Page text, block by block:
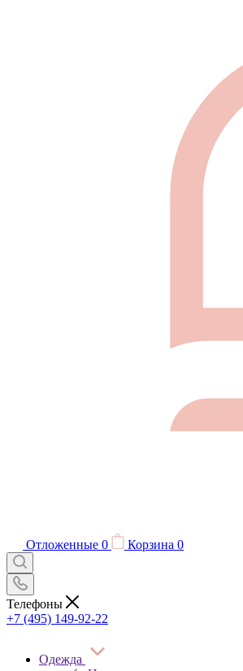
Отложенные 0 Корзина 0
Телефоны
+7 (495) 149-92-22
Одежда